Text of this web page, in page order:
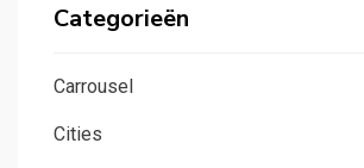
Categorieën
Carrousel
Cities